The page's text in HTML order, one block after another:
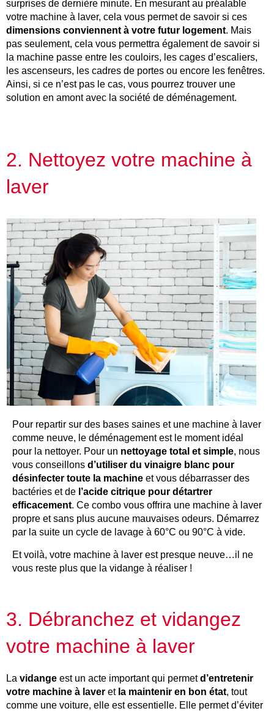
surprises de dernière minute. En mesurant au préalable
votre machine à laver, cela vous permet de savoir si ces
dimensions conviennent à votre futur logement. Mais
pas seulement, cela vous permettra également de savoir si
la machine passe entre les couloirs, les cages d’escaliers,
les ascenseurs, les cadres de portes ou encore les fenêtres.
Ainsi, si ce n’est pas le cas, vous pourrez trouver une
solution en amont avec la société de déménagement.
2. Nettoyez votre machine à
laver
Pour repartir sur des bases saines et une machine à laver
comme neuve, le déménagement est le moment idéal
pour la nettoyer. Pour un nettoyage total et simple, nous
vous conseillons d’utiliser du vinaigre blanc pour
désinfecter toute la machine et vous débarrasser des
bactéries et de l’acide citrique pour détartrer
efficacement. Ce combo vous offrira une machine à laver
propre et sans plus aucune mauvaises odeurs. Démarrez
par la suite un cycle de lavage à 60°C ou 90°C à vide.
Et voilà, votre machine à laver est presque neuve…il ne
vous reste plus que la vidange à réaliser !
3. Débranchez et vidangez
votre machine à laver
La vidange est un acte important qui permetd’entretenir
votre machine à laver et la maintenir en bon état, tout
comme une voiture, elle est essentielle. Elle permet d’éviter